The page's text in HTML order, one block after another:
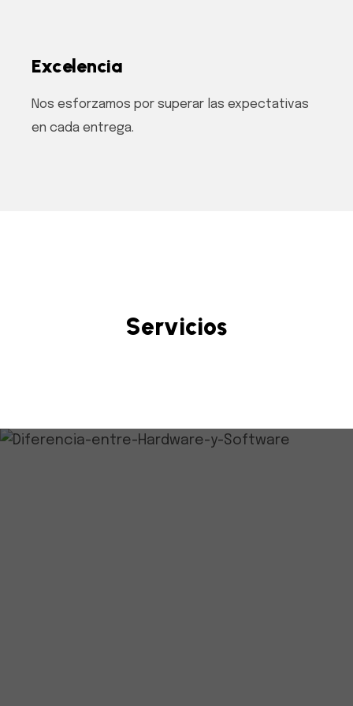
Excelencia
Nos esforzamos por superar las expectativas
en cada entrega.
Servicios